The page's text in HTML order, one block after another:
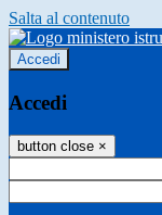
Salta al contenuto
Accedi
Accedi
button close ×